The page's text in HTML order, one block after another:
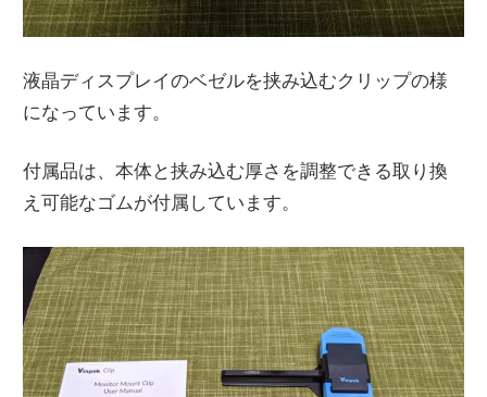
液晶ディスプレイのベゼルを挟み込むクリップの様
になっています。
付属品は、本体と挟み込む厚さを調整できる取り換
え可能なゴムが付属しています。